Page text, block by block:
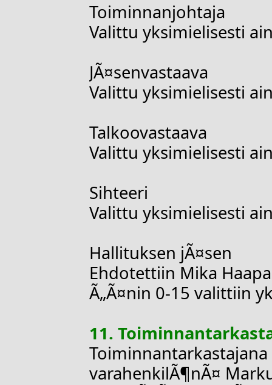
Toiminnanjohtaja
Valittu yksimielisesti
JÃ¤senvastaava
Valittu yksimielisesti
Talkoovastaava
Valittu yksimielisesti
Sihteeri
Valittu yksimielisesti
Hallituksen jÃ¤sen
Ehdotettiin Mika
Ã„Ã¤nin 0-15 valittiin
11.
varahenkilÃ¶nÃ¤